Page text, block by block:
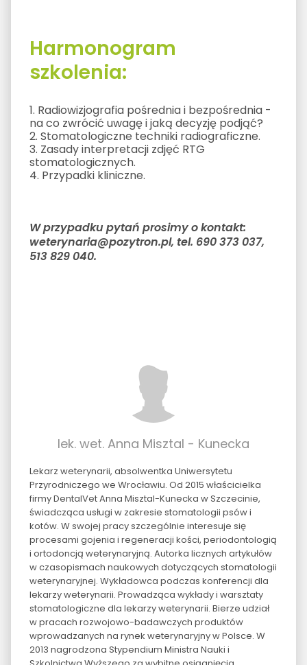
Harmonogram
szkolenia:
1. Radiowizjografia pośrednia i bezpośrednia -
na co zwrócić uwagę i jaką decyzję podjąć?
2. Stomatologiczne techniki radiograficzne.
3. Zasady interpretacji zdjęć RTG
stomatologicznych.
4. Przypadki kliniczne.
W przypadku pytań prosimy o kontakt:
weterynaria@pozytron.pl, tel. 690 373 037,
513 829 040.
lek. wet. Anna Misztal - Kunecka
Lekarz weterynarii, absolwentka Uniwersytetu
Przyrodniczego we Wrocławiu. Od 2015 właścicielka
firmy DentalVet Anna Misztal-Kunecka w Szczecinie,
świadcząca usługi w zakresie stomatologii psów i
kotów. W swojej pracy szczególnie interesuje się
procesami gojenia i regeneracji kości, periodontologią
i ortodoncją weterynaryjną. Autorka licznych artykułów
w czasopismach naukowych dotyczących stomatologii
weterynaryjnej. Wykładowca podczas konferencji dla
lekarzy weterynarii. Prowadząca wykłady i warsztaty
stomatologiczne dla lekarzy weterynarii. Bierze udział
w pracach rozwojowo-badawczych produktów
wprowadzanych na rynek weterynaryjny w Polsce. W
2013 nagrodzona Stypendium Ministra Nauki i